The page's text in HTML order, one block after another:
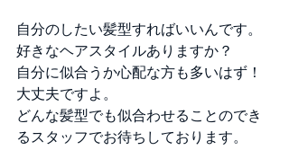
自分のしたい髪型すればいいんです。
好きなヘアスタイルありますか？
自分に似合うか心配な方も多いはず！
大丈夫ですよ。
どんな髪型でも似合わせることのでき
るスタッフでお待ちしております。